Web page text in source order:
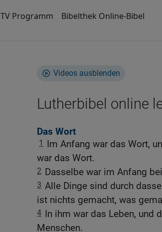
TV Programm Bibelthek Online-Bibel
Videos ausblenden
Lutherbibel online
Das Wort
1
Im Anfang war das Wort,
war das Wort.
2 Dasselbe war im Anfang
3 Alle Dinge sind durch
ist nichts gemacht, was
4 In ihm war das Leben, und
Menschen.